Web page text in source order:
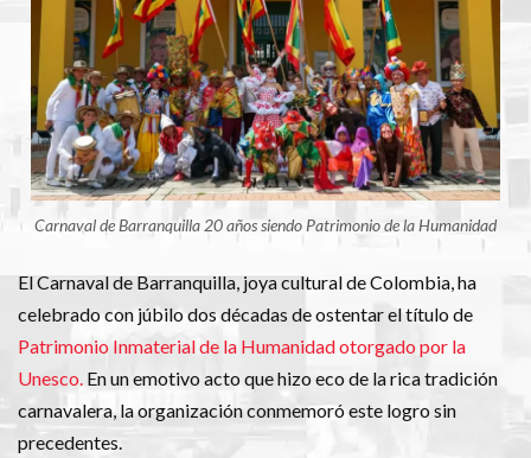
Carnaval de Barranquilla 20 años siendo Patrimonio de la Humanidad
El Carnaval de Barranquilla, joya cultural de Colombia, ha
celebrado con júbilo dos décadas de ostentar el título de
Patrimonio Inmaterial de la Humanidad otorgado por la
Unesco. En un emotivo acto que hizo eco de la rica tradición
carnavalera, la organización conmemoró este logro sin
precedentes.